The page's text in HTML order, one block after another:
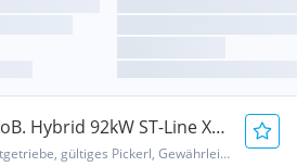
Hybrid 92kW ST-Line X
Hybrid Elektro/Benzin, Schaltgetriebe, gültiges Pickerl, Gewährleistung